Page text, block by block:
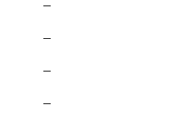
–
–
–
–